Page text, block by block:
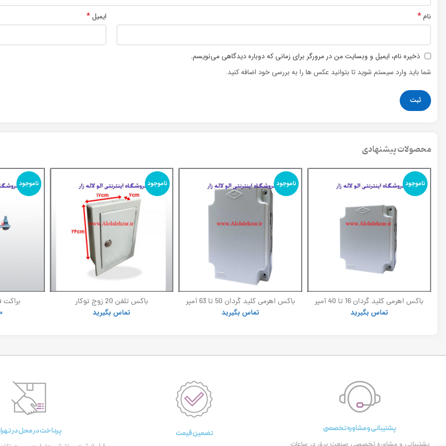
نام* ایمیل*
ذخیره نام، ایمیل و وبسایت من در مرورگر برای زمانی که دوباره دیدگاهی می‌نویسم.
شما باید وارد سیستم شوید تا بتوانید عکس ها را به بررسی خود اضافه کنید.
محصولات پیشنهادی
ناموجود
باکس اهرمی کلید گردان 16 تا 40 آمپر
الکترو کاوه
تماس بگیرید
ناموجود
باکس اهرمی کلید گردان 50 تا 63 آمپر
الکتروکاوه
تماس بگیرید
ناموجود
باکس تلفن 20 زوج توکار
تماس بگیرید
ناموجود
براکت
پشتیبانی و مشاوره تخصصی تضمین قیمت پرداخت در محل در